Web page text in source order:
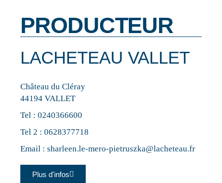
PRODUCTEUR
LACHETEAU VALLET
Château du Cléray
44194 VALLET
Tel :0240366600
Tel 2 :0628377718
Email :sharleen.le-mero-pietruszka@lacheteau.fr
Plus d'infos